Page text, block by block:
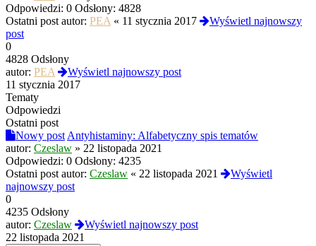
Odpowiedzi: 0 Odsłony: 4828
Ostatni post autor: PEA « 11 stycznia 2017
Wyświetl najnowszy
post
0
4828 Odsłony
autor: PEA
Wyświetl najnowszy post
11 stycznia 2017
Tematy
Odpowiedzi
Ostatni post
Nowy post Antyhistaminy: Alfabetyczny spis tematów
autor: Czeslaw » 22 listopada 2021
Odpowiedzi: 0 Odsłony: 4235
Ostatni post autor: Czeslaw « 22 listopada 2021
Wyświetl
najnowszy post
0
4235 Odsłony
autor: Czeslaw
Wyświetl najnowszy post
22 listopada 2021